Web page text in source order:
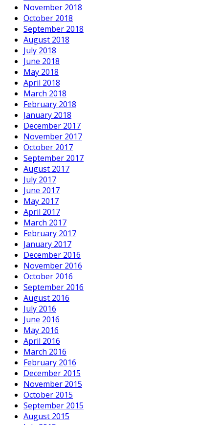
November 2018
October 2018
September 2018
August 2018
July 2018
June 2018
May 2018
April 2018
March 2018
February 2018
January 2018
December 2017
November 2017
October 2017
September 2017
August 2017
July 2017
June 2017
May 2017
April 2017
March 2017
February 2017
January 2017
December 2016
November 2016
October 2016
September 2016
August 2016
July 2016
June 2016
May 2016
April 2016
March 2016
February 2016
December 2015
November 2015
October 2015
September 2015
August 2015